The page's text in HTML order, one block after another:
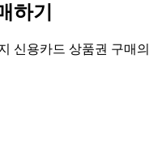
하기
신용카드 상품권 구매의